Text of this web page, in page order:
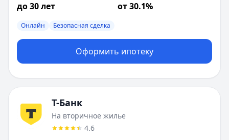
до 30 лет от 30.1%
Онлайн Безопасная сделка
Оформить ипотеку
Т-Банк
На вторичное жилье
4.6